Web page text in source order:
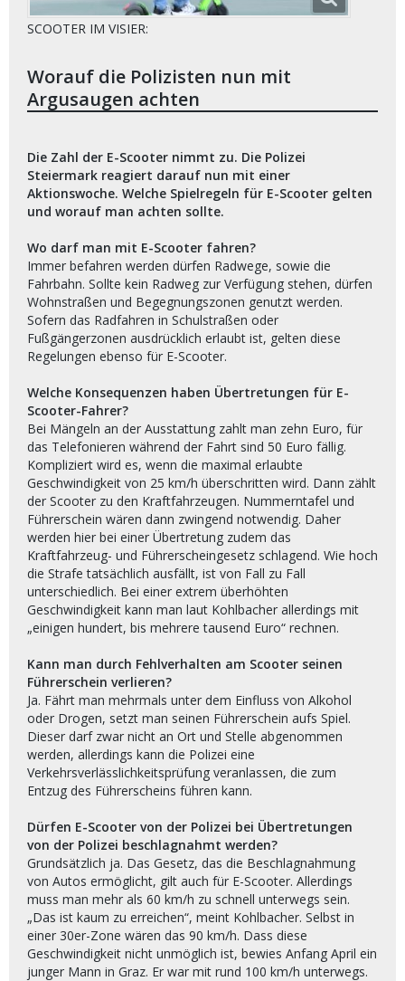
SCOOTER IM VISIER:
Worauf die Polizisten nun mit
Argusaugen achten
Die Zahl der E-Scooter nimmt zu. Die Polizei
Steiermark reagiert darauf nun mit einer
Aktionswoche. Welche Spielregeln für E-Scooter gelten
und worauf man achten sollte.
Wo darf man mit E-Scooter fahren?
Immer befahren werden dürfen Radwege, sowie die
Fahrbahn. Sollte kein Radweg zur Verfügung stehen, dürfen
Wohnstraßen und Begegnungszonen genutzt werden.
Sofern das Radfahren in Schulstraßen oder
Fußgängerzonen ausdrücklich erlaubt ist, gelten diese
Regelungen ebenso für E-Scooter.
Welche Konsequenzen haben Übertretungen für E-
Scooter-Fahrer?
Bei Mängeln an der Ausstattung zahlt man zehn Euro, für
das Telefonieren während der Fahrt sind 50 Euro fällig.
Kompliziert wird es, wenn die maximal erlaubte
Geschwindigkeit von 25 km/h überschritten wird. Dann zählt
der Scooter zu den Kraftfahrzeugen. Nummerntafel und
Führerschein wären dann zwingend notwendig. Daher
werden hier bei einer Übertretung zudem das
Kraftfahrzeug- und Führerscheingesetz schlagend. Wie hoch
die Strafe tatsächlich ausfällt, ist von Fall zu Fall
unterschiedlich. Bei einer extrem überhöhten
Geschwindigkeit kann man laut Kohlbacher allerdings mit
„einigen hundert, bis mehrere tausend Euro“ rechnen.
Kann man durch Fehlverhalten am Scooter seinen
Führerschein verlieren?
Ja. Fährt man mehrmals unter dem Einfluss von Alkohol
oder Drogen, setzt man seinen Führerschein aufs Spiel.
Dieser darf zwar nicht an Ort und Stelle abgenommen
werden, allerdings kann die Polizei eine
Verkehrsverlässlichkeitsprüfung veranlassen, die zum
Entzug des Führerscheins führen kann.
Dürfen E-Scooter von der Polizei bei Übertretungen
von der Polizei beschlagnahmt werden?
Grundsätzlich ja. Das Gesetz, das die Beschlagnahmung
von Autos ermöglicht, gilt auch für E-Scooter. Allerdings
muss man mehr als 60 km/h zu schnell unterwegs sein.
„Das ist kaum zu erreichen“, meint Kohlbacher. Selbst in
einer 30er-Zone wären das 90 km/h. Dass diese
Geschwindigkeit nicht unmöglich ist, bewies Anfang April ein
junger Mann in Graz. Er war mit rund 100 km/h unterwegs.